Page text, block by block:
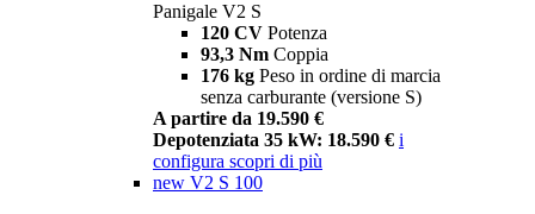
Panigale V2 S
120 CV Potenza
93,3 Nm Coppia
176 kg Peso in ordine di marcia
senza carburante (versione S)
A partire da 19.590 €
Depotenziata 35 kW: 18.590 € i
configura scopri di più
new V2 S 100